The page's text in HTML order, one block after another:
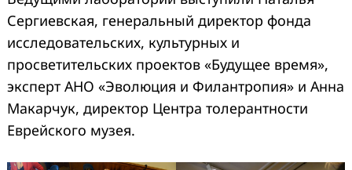
Сергиевская, генеральный директор фонда
исследовательских, культурных и
просветительских проектов «Будущее время»,
эксперт АНО «Эволюция и Филантропия» и Анна
Макарчук, директор Центра толерантности
Еврейского музея.